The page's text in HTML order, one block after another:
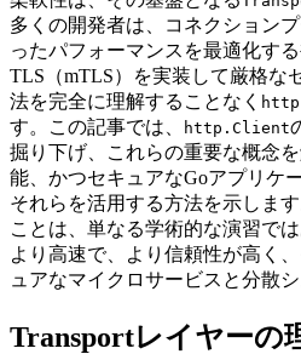
多くの開発者は、コネクション
ったパフォーマンスを最適化す
TLS（mTLS）を実装して厳格な
法を完全に理解することなく
す。この記事では、
http.Client
掘り下げ、これらの重要な概念
能、かつセキュアなGoアプリケ
それらを活用する方法を示しま
ことは、単なる学術的な演習で
より高速で、より信頼性が高く
ュアなマイクロサービスと分散
Transportレイヤーの